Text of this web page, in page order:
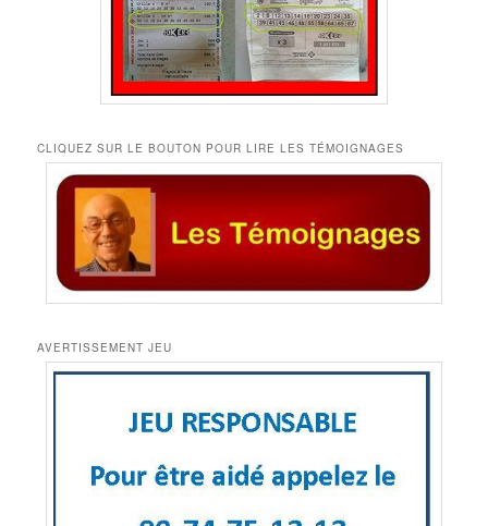
CLIQUEZ SUR LE BOUTON POUR LIRE LES TÉMOIGNAGES
AVERTISSEMENT JEU